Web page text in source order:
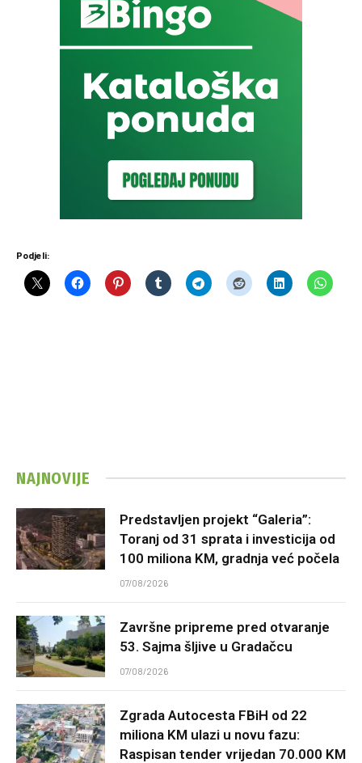
Podjeli:
NAJNOVIJE
Predstavljen projekt “Galeria”:
Toranj od 31 sprata i investicija od
100 miliona KM, gradnja već počela
07/08/2026
Završne pripreme pred otvaranje
53. Sajma šljive u Gradačcu
07/08/2026
Zgrada Autocesta FBiH od 22
miliona KM ulazi u novu fazu:
Raspisan tender vrijedan 70.000 KM